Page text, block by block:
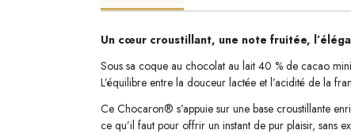
Un cœur croustillant, une note fruitée,
Sous sa coque au chocolat au lait 40 % de cacao
L’équilibre entre la douceur lactée et l’acidité de la
Ce Chocaron® s’appuie sur une base croustillante
ce qu’il faut pour offrir un instant de pur plaisir, sans